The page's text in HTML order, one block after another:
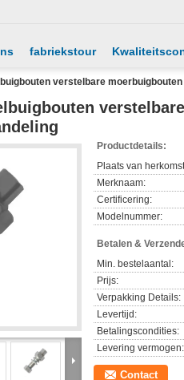
fabriekstour
verstelbare
Productdetails:
Plaats van
Merknaam:
Certificering:
Modelnummer:
Betalen &
Min. bestelaantal:
Prijs:
Verpakking Details:
Levertijd:
Betalingscondities:
Levering vermogen:
Contact